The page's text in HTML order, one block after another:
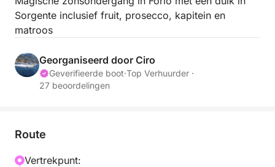
Sorgente inclusief fruit, prosecco, kapitein en
matroos
Georganiseerd door Ciro
Geverifieerde boot·Top Verhuurder ·
27 beoordelingen
Route
Vertrekpunt: